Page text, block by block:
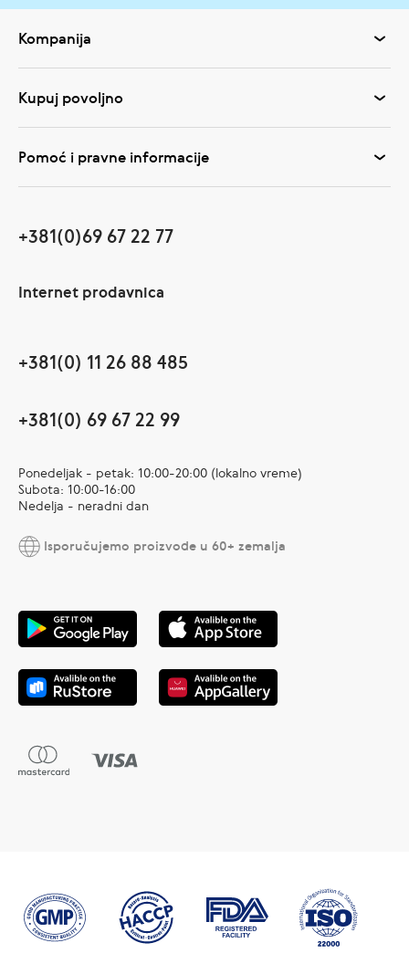
Kompanija
Kupuj povoljno
Pomoć i pravne informacije
+381(0)69 67 22 77
Internet prodavnica
+381(0) 11 26 88 485
+381(0) 69 67 22 99
Ponedeljak - petak: 10:00-20:00 (lokalno vreme)
Subota: 10:00-16:00
Nedelja - neradni dan
Isporučujemo proizvode u 60+ zemalja